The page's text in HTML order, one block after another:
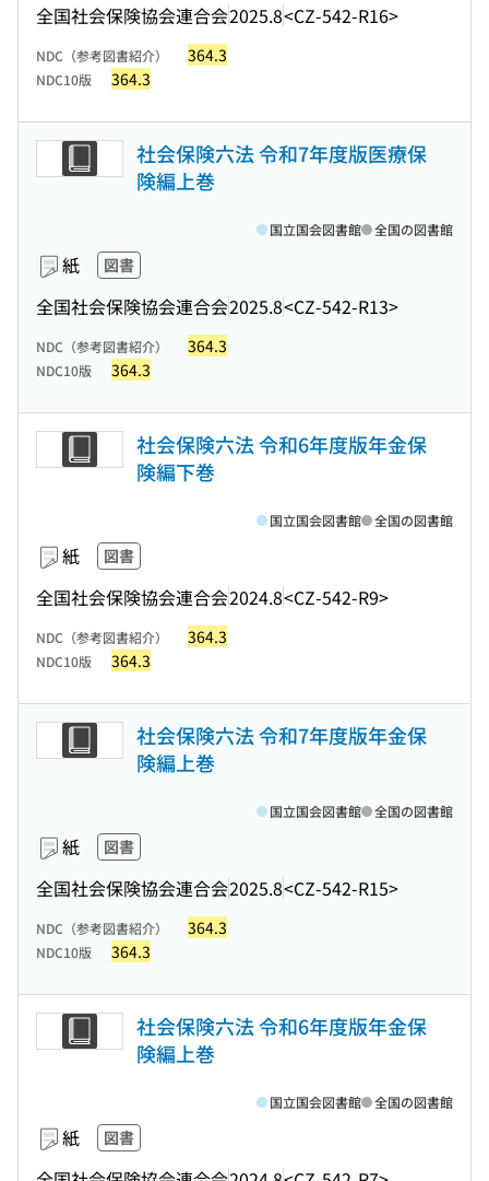
全国社会保険協会連合会2025.8<CZ-542-R16>
NDC（参考図書紹介） 364.3
NDC10版 364.3
社会保険六法 令和7年度版医療保
険編上巻
紙 図書
全国社会保険協会連合会2025.8<CZ-542-R13>
国立国会図書館 全国の図書館
NDC（参考図書紹介） 364.3
NDC10版 364.3
社会保険六法 令和6年度版年金保
険編下巻
紙 図書
全国社会保険協会連合会2024.8<CZ-542-R9>
国立国会図書館 全国の図書館
NDC（参考図書紹介） 364.3
NDC10版 364.3
社会保険六法 令和7年度版年金保
険編上巻
紙 図書
全国社会保険協会連合会2025.8<CZ-542-R15>
国立国会図書館 全国の図書館
NDC（参考図書紹介） 364.3
NDC10版 364.3
社会保険六法 令和6年度版年金保
険編上巻
紙 図書
国立国会図書館 全国の図書館